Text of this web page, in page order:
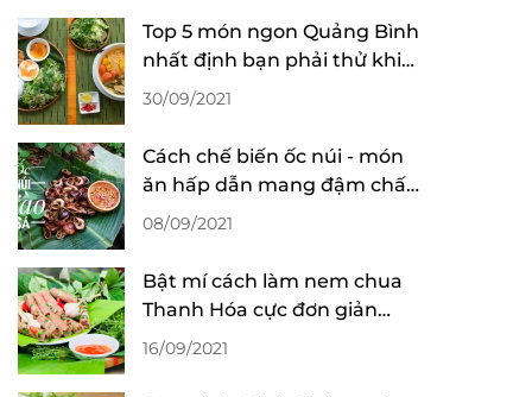
Top 5 món ngon Quảng Bình
nhất định bạn phải thử khi
đến du lịch
30/09/2021
Cách chế biến ốc núi - món
ăn hấp dẫn mang đậm chất
Ninh Bình
08/09/2021
Bật mí cách làm nem chua
Thanh Hóa cực đơn giản
nhưng ngon như lời đồn
16/09/2021